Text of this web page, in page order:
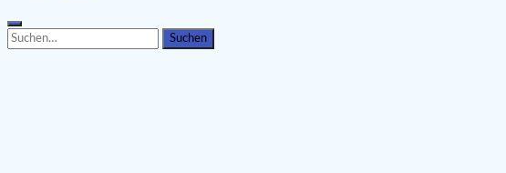
Search
for:
Search